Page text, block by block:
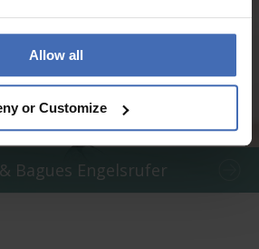
Allow all
or Customize
Bagues Engelsrufer